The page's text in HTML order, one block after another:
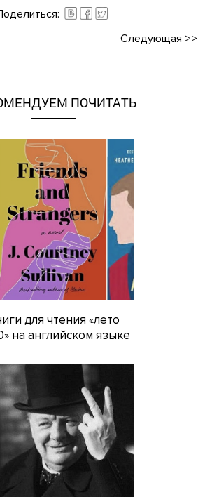
Следующая >>
ПОЧИТАТЬ
для чтения «лето
на английском языке